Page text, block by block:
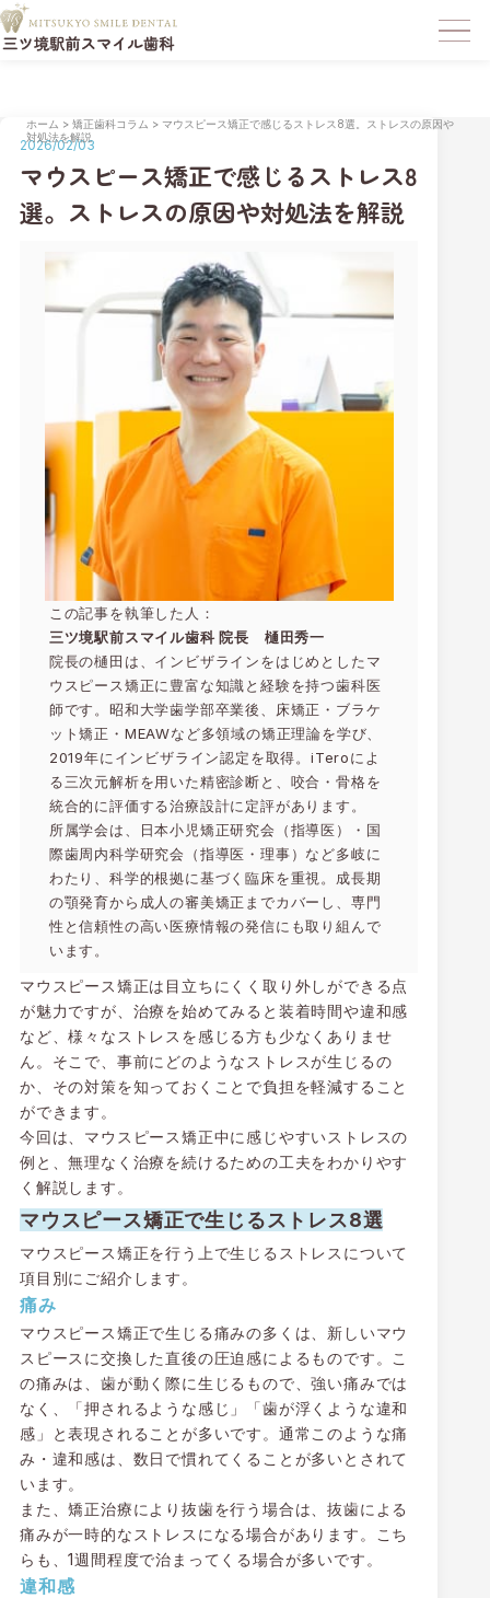
ホーム > 矯正歯科コラム > マウスピース矯正で感じるストレス8選。ストレスの原因や
対処法を解説
2026/02/03
マウスピース矯正で感じるストレス8
選。ストレスの原因や対処法を解説
この記事を執筆した人：
三ツ境駅前スマイル歯科 院長 樋田秀一
院長の樋田は、インビザラインをはじめとしたマ
ウスピース矯正に豊富な知識と経験を持つ歯科医
師です。昭和大学歯学部卒業後、床矯正・ブラケ
ット矯正・MEAWなど多領域の矯正理論を学び、
2019年にインビザライン認定を取得。iTeroによ
る三次元解析を用いた精密診断と、咬合・骨格を
統合的に評価する治療設計に定評があります。
所属学会は、日本小児矯正研究会（指導医）・国
際歯周内科学研究会（指導医・理事）など多岐に
わたり、科学的根拠に基づく臨床を重視。成長期
の顎発育から成人の審美矯正までカバーし、専門
性と信頼性の高い医療情報の発信にも取り組んで
います。
マウスピース矯正は目立ちにくく取り外しができる点
が魅力ですが、治療を始めてみると装着時間や違和感
など、様々なストレスを感じる方も少なくありませ
ん。そこで、事前にどのようなストレスが生じるの
か、その対策を知っておくことで負担を軽減すること
ができます。
今回は、マウスピース矯正中に感じやすいストレスの
例と、無理なく治療を続けるための工夫をわかりやす
く解説します。
マウスピース矯正で生じるストレス8選
マウスピース矯正を行う上で生じるストレスについて
項目別にご紹介します。
痛み
マウスピース矯正で生じる痛みの多くは、新しいマウ
スピースに交換した直後の圧迫感によるものです。こ
の痛みは、歯が動く際に生じるもので、強い痛みでは
なく、「押されるような感じ」「歯が浮くような違和
感」と表現されることが多いです。通常このような痛
み・違和感は、数日で慣れてくることが多いとされて
います。
また、矯正治療により抜歯を行う場合は、抜歯による
痛みが一時的なストレスになる場合があります。こち
らも、1週間程度で治まってくる場合が多いです。
違和感